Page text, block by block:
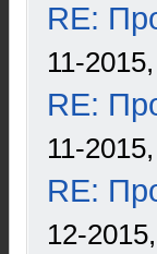
RE:
11-
RE:
11-
RE:
12-